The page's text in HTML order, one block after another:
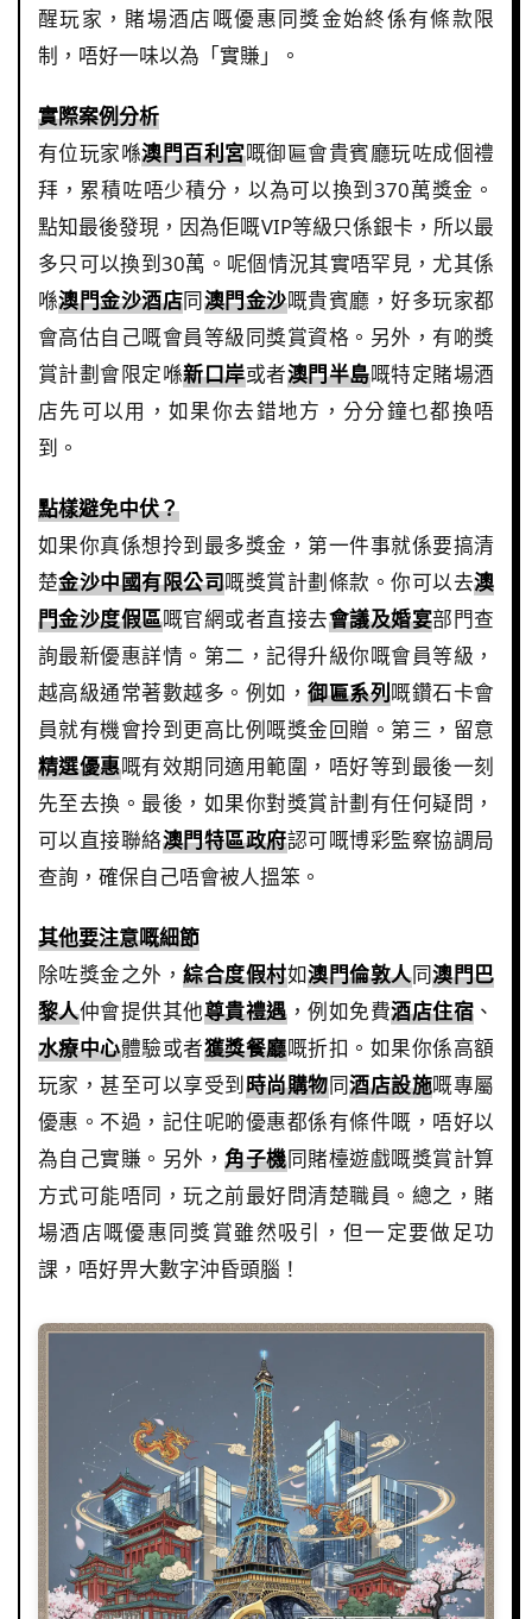
醒玩家，賭場酒店嘅優惠同獎金始終係有條款限
制，唔好一味以為「實賺」。
實際案例分析
有位玩家喺澳門百利宮嘅御匾會貴賓廳玩咗成個禮
拜，累積咗唔少積分，以為可以換到370萬獎金。
點知最後發現，因為佢嘅VIP等級只係銀卡，所以最
多只可以換到30萬。呢個情況其實唔罕見，尤其係
喺澳門金沙酒店同澳門金沙嘅貴賓廳，好多玩家都
會高估自己嘅會員等級同獎賞資格。另外，有啲獎
賞計劃會限定喺新口岸或者澳門半島嘅特定賭場酒
店先可以用，如果你去錯地方，分分鐘乜都換唔
到。
點樣避免中伏？
如果你真係想拎到最多獎金，第一件事就係要搞清
楚金沙中國有限公司嘅獎賞計劃條款。你可以去澳
門金沙度假區嘅官網或者直接去會議及婚宴部門查
詢最新優惠詳情。第二，記得升級你嘅會員等級，
越高級通常著數越多。例如，御匾系列嘅鑽石卡會
員就有機會拎到更高比例嘅獎金回贈。第三，留意
精選優惠嘅有效期同適用範圍，唔好等到最後一刻
先至去換。最後，如果你對獎賞計劃有任何疑問，
可以直接聯絡澳門特區政府認可嘅博彩監察協調局
查詢，確保自己唔會被人搵笨。
其他要注意嘅細節
除咗獎金之外，綜合度假村如澳門倫敦人同澳門巴
黎人仲會提供其他尊貴禮遇，例如免費酒店住宿 、
水療中心體驗或者獲獎餐廳嘅折扣。如果你係高額
玩家，甚至可以享受到時尚購物同酒店設施嘅專屬
優惠。不過，記住呢啲優惠都係有條件嘅，唔好以
為自己實賺。另外，角子機同賭檯遊戲嘅獎賞計算
方式可能唔同，玩之前最好問清楚職員。總之，賭
場酒店嘅優惠同獎賞雖然吸引，但一定要做足功
課，唔好畀大數字沖昏頭腦！